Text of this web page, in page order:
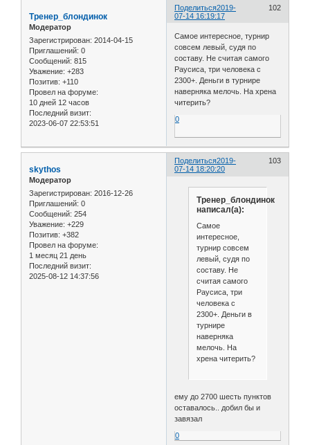
Поделиться 102
2019-
07-14 16:19:17
Тренер_блондинок
Модератор
Зарегистрирован: 2014-04-15
Приглашений: 0
Сообщений: 815
Уважение: +283
Позитив: +110
Провел на форуме:
10 дней 12 часов
Последний визит:
2023-06-07 22:53:51
Самое интересное, турнир
совсем левый, судя по
составу. Не считая самого
Раусиса, три человека с
2300+. Деньги в турнире
наверняка мелочь. На хрена
читерить?
0
Поделиться 103
2019-
07-14 18:20:20
skythos
Модератор
Зарегистрирован: 2016-12-26
Приглашений: 0
Сообщений: 254
Уважение: +229
Позитив: +382
Провел на форуме:
1 месяц 21 день
Последний визит:
2025-08-12 14:37:56
Тренер_блондинок
написал(а):
Самое
интересное,
турнир совсем
левый, судя по
составу. Не
считая самого
Раусиса, три
человека с
2300+. Деньги в
турнире
наверняка
мелочь. На
хрена читерить?
ему до 2700 шесть пунктов
оставалось.. добил бы и
завязал
0